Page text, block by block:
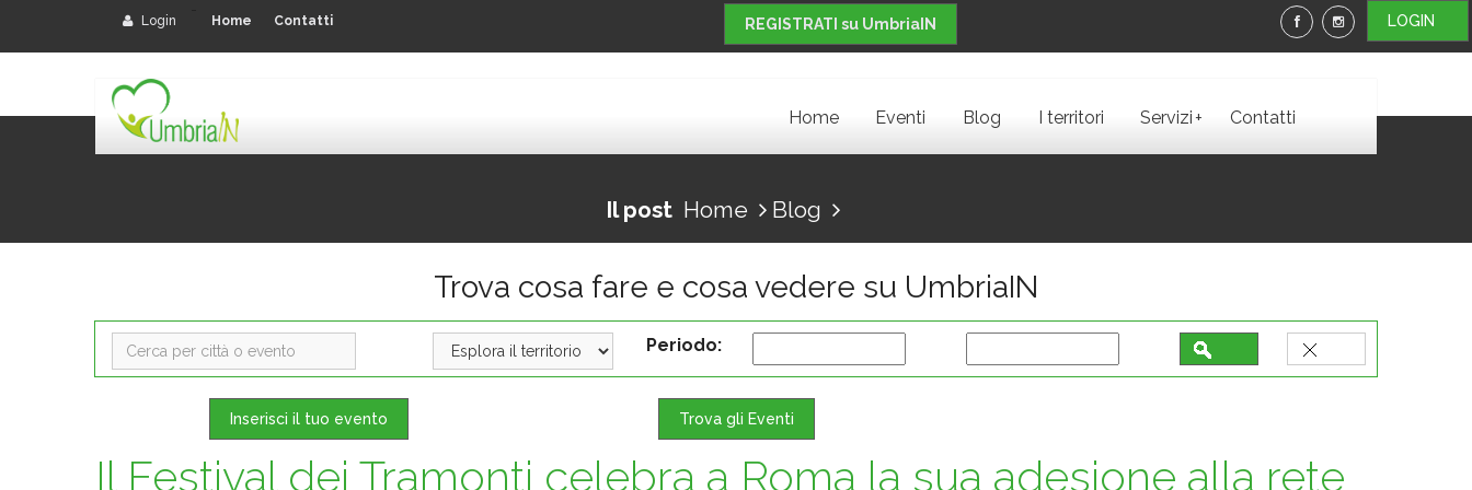
LOGIN
Login Home Contatti REGISTRATI su UmbriaIN
Home Eventi Blog I territori Servizi+ Contatti
Il post Home Blog
Trova cosa fare e cosa vedere su UmbriaIN
Periodo:
Inserisci il tuo evento Trova gli Eventi
Il Festival dei Tramonti celebra a Roma la sua adesione alla rete